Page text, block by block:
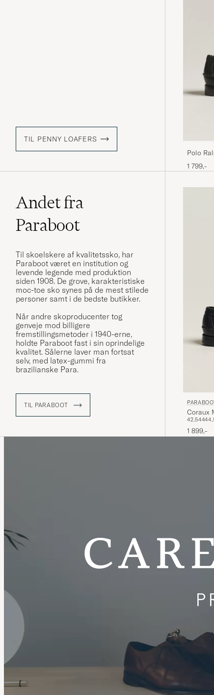
TIL PENNY LOAFERS
Polo
Calf
1 799,-
Andet fra
Paraboot
Til skoelskere af kvalitetssko, har
Paraboot været en institution og
levende legende med produktion
siden 1908. De grove, karakteristiske
moc-toe sko synes på de mest stilede
personer samt i de bedste butikker.
Når andre skoproducenter tog
genveje mod billigere
fremstillingsmetoder i 1940-erne,
holdte Paraboot fast i sin oprindelige
kvalitet. Sålerne laver man fortsat
selv, med latex-gummi fra
brazilianske Para.
TIL PARABOOT
Coraux
42,544
1 899,-